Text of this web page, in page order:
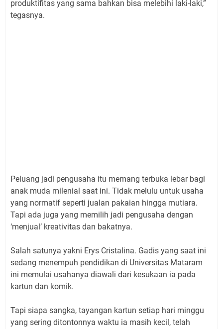
produktifitas yang sama bahkan bisa melebihi laki-laki,”
tegasnya.
Peluang jadi pengusaha itu memang terbuka lebar bagi
anak muda milenial saat ini. Tidak melulu untuk usaha
yang normatif seperti jualan pakaian hingga mutiara.
Tapi ada juga yang memilih jadi pengusaha dengan
‘menjual’ kreativitas dan bakatnya.
Salah satunya yakni Erys Cristalina. Gadis yang saat ini
sedang menempuh pendidikan di Universitas Mataram
ini memulai usahanya diawali dari kesukaan ia pada
kartun dan komik.
Tapi siapa sangka, tayangan kartun setiap hari minggu
yang sering ditontonnya waktu ia masih kecil, telah